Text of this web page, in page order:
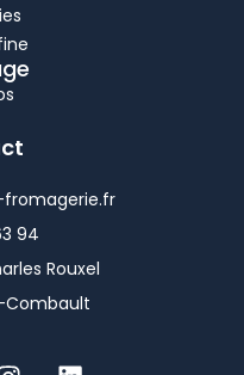
94
Rouxel
Combault
n i